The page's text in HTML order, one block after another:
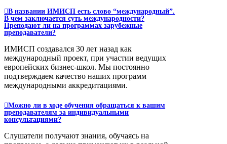
В названии ИМИСП есть слово “международный”.
В чем заключается суть международности?
Преподают ли на программах зарубежные
преподаватели?
ИМИСП создавался 30 лет назад как
международный проект, при участии ведущих
европейских бизнес-школ. Мы постоянно
подтверждаем качество наших программ
международными аккредитациями.
Можно ли в ходе обучения обращаться к вашим
преподавателям за индивидуальными
консультациями?
Слушатели получают знания, обучаясь на